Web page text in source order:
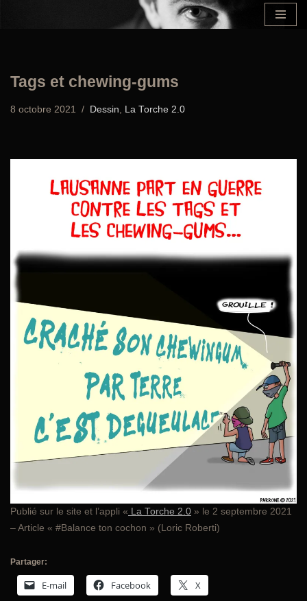
Tags et chewing-gums
8 octobre 2021 Dessin, La Torche 2.0
Publié sur le site et l’appli « La Torche 2.0 » le 2 septembre 2021
– Article « #Balance ton cochon » (Loric Roberti)
Partager:
E-mail Facebook X